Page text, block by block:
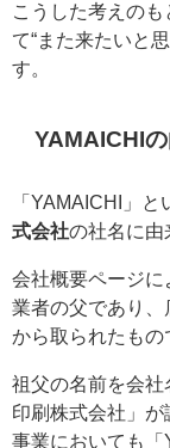
こうした考えの
て“また来たいと
す。
YAMAICHI
「YAMAICHI」
式会社の社名に由
会社概要ページに
業者の父であり、
から取られたもの
祖父の名前を会
印刷株式会社」
事業においても「